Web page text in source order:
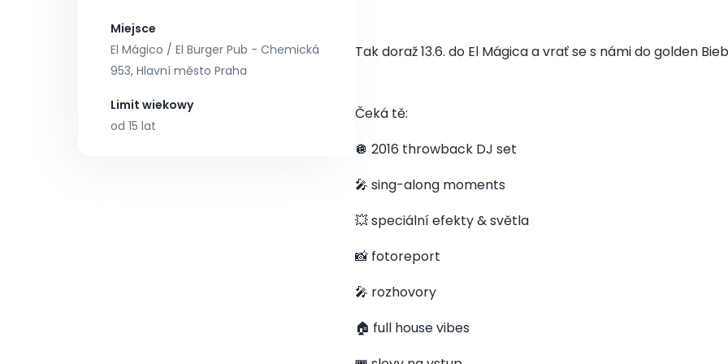
Miejsce
El Mágico / El Burger Pub - Chemická
953, Hlavní město Praha
Limit wiekowy
od 15 lat
Tak doraž 13.6. do El Mágica a vrať se s námi do golden
Čeká tě:
🪩 2016 throwback DJ set
🎤 sing-along moments
💥 speciální efekty & světla
📸 fotoreport
🎤 rozhovory
🏠 full house vibes